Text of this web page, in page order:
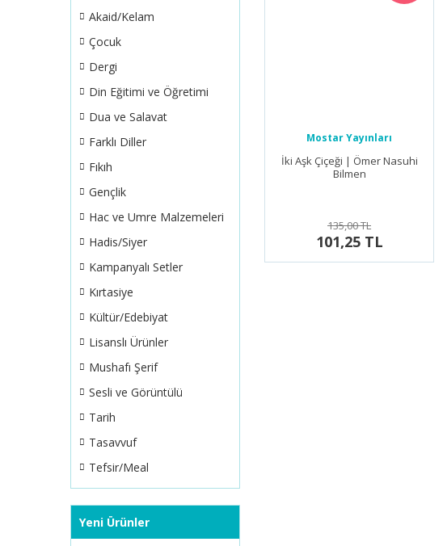
Akaid/Kelam
Çocuk
Dergi
Din Eğitimi ve Öğretimi
Dua ve Salavat
Farklı Diller
Fıkıh
Gençlik
Hac ve Umre Malzemeleri
Hadis/Siyer
Kampanyalı Setler
Kırtasiye
Kültür/Edebiyat
Lisanslı Ürünler
Mushafı Şerif
Sesli ve Görüntülü
Tarih
Tasavvuf
Tefsir/Meal
Yeni Ürünler
Mostar Yayınları
İki Aşk Çiçeği | Ömer Nasuhi
Bilmen
135,00 TL
101,25 TL